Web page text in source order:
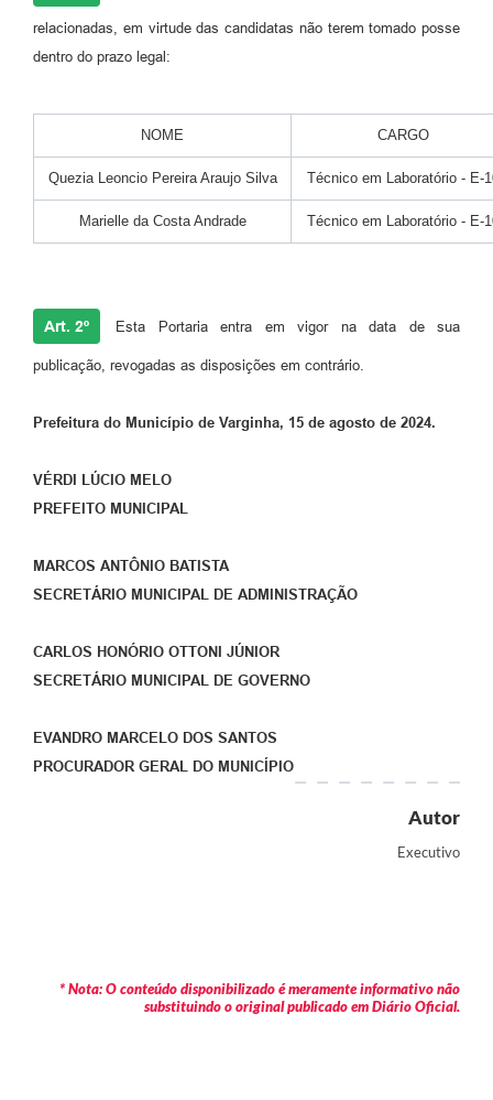
relacionadas, em virtude das candidatas não terem tomado posse
dentro do prazo legal:
NOME CARGO
Quezia Leoncio Pereira Araujo Silva Técnico em Laboratório - E-
Marielle da Costa Andrade Técnico em Laboratório - E-
Art. 2º Esta Portaria entra em vigor na data de sua
publicação, revogadas as disposições em contrário.
Prefeitura do Município de Varginha, 15 de agosto de 2024.
VÉRDI LÚCIO MELO
PREFEITO MUNICIPAL
MARCOS ANTÔNIO BATISTA
SECRETÁRIO MUNICIPAL DE ADMINISTRAÇÃO
CARLOS HONÓRIO OTTONI JÚNIOR
SECRETÁRIO MUNICIPAL DE GOVERNO
EVANDRO MARCELO DOS SANTOS
PROCURADOR GERAL DO MUNICÍPIO
Autor
Executivo
* Nota: O conteúdo disponibilizado é meramente informativo não
substituindo o original publicado em Diário Oficial.